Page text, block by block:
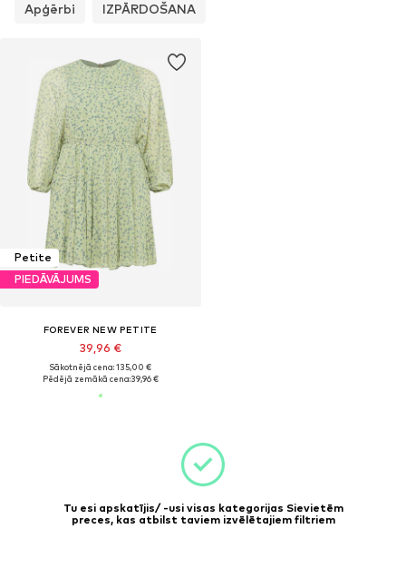
Apģērbi IZPĀRDOŠANA
Petite
PIEDĀVĀJUMS
FOREVER NEW PETITE
39,96 €
Sākotnējā cena: 135,00 €
Pēdējā zemākā cena:39,96 €
Tu esi apskatījis/ -usi visas kategorijas Sievietēm
preces, kas atbilst taviem izvēlētajiem filtriem